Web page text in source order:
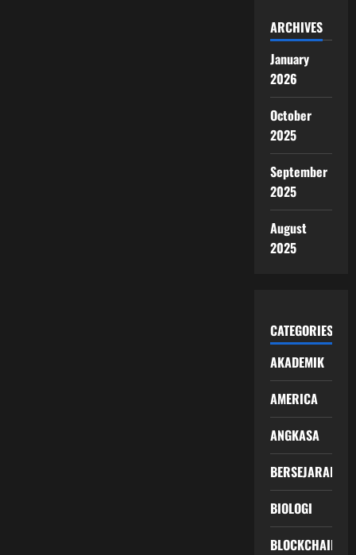
ARCHIVES
January
2026
October
2025
September
2025
August
2025
CATEGORIES
AKADEMIK
AMERICA
ANGKASA
BERSEJARAH
BIOLOGI
BLOCKCHAIN